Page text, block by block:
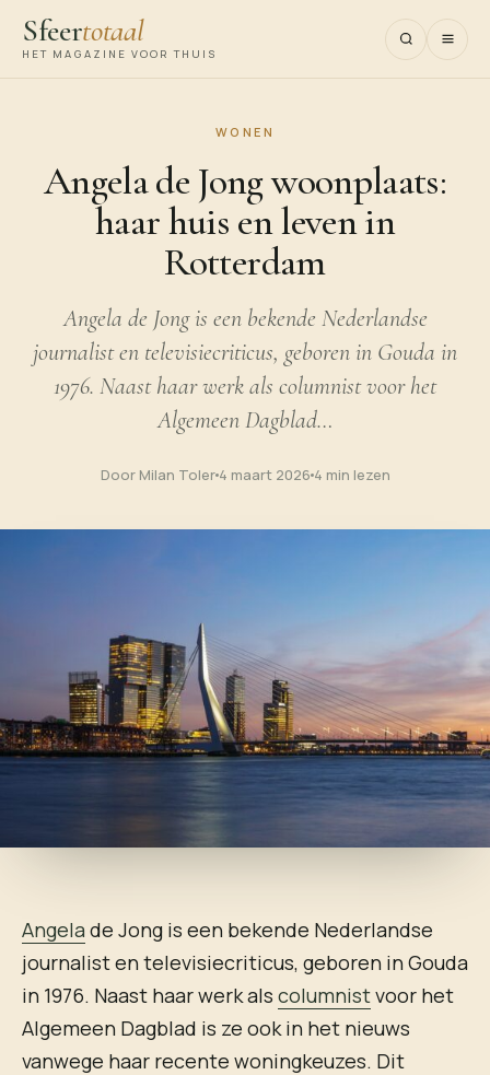
Sfeertotaal
HET MAGAZINE VOOR THUIS
WONEN
Angela de Jong woonplaats:
haar huis en leven in
Rotterdam
Angela de Jong is een bekende Nederlandse
journalist en televisiecriticus, geboren in Gouda in
1976. Naast haar werk als columnist voor het
Algemeen Dagblad…
Door Milan Toler4 maart 20264 min lezen
Angela de Jong is een bekende Nederlandse
journalist en televisiecriticus, geboren in Gouda
in 1976. Naast haar werk als columnistvoor het
Algemeen Dagblad is ze ook in het nieuws
vanwege haar recente woningkeuzes. Dit